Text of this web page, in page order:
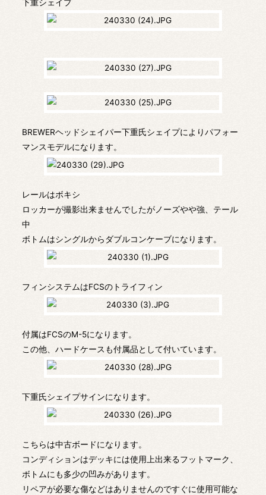
下重シェイプ
BREWERヘッドシェイパー下重氏シェイプによりパフォー
マンスモデルになります。
レールはボキシ
ロッカーが撮影出来ませんでしたがノーズやや強、テール
中
ボトムはシングルからダブルコンケーブになります。
フィンシステムはFCSのトライフィン
付属はFCSのM-5になります。
この他、ハードケースも付属品として付いています。
下重氏シェイプサインになります。
こちらは中古ボードになります。
コンディションはデッキには使用上出来るフットマーク、
ボトムにも多少の凹みがあります。
リペアが必要な傷などはありませんのですぐに使用可能な